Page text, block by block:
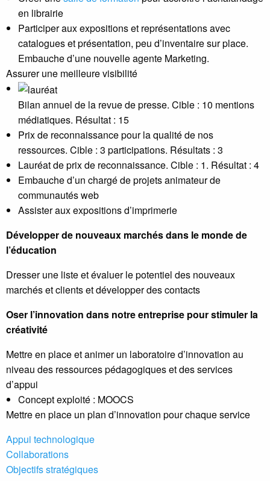
en librairie
Participer aux expositions et représentations avec
catalogues et présentation, peu d’inventaire sur place.
Embauche d’une nouvelle agente Marketing.
Assurer une meilleure visibilité
Bilan annuel de la revue de presse. Cible : 10 mentions
médiatiques. Résultat : 15
Prix de reconnaissance pour la qualité de nos
ressources. Cible : 3 participations. Résultats : 3
Lauréat de prix de reconnaissance. Cible : 1. Résultat : 4
Embauche d’un chargé de projets animateur de
communautés web
Assister aux expositions d’imprimerie
Développer de nouveaux marchés dans le monde de
l’éducation
Dresser une liste et évaluer le potentiel des nouveaux
marchés et clients et développer des contacts
Oser l’innovation dans notre entreprise pour stimuler la
créativité
Mettre en place et animer un laboratoire d’innovation au
niveau des ressources pédagogiques et des services
d’appui
Concept exploité : MOOCS
Mettre en place un plan d’innovation pour chaque service
Appui technologique
Collaborations
Objectifs stratégiques